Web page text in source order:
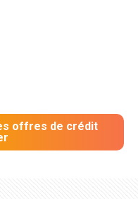
offres de crédit